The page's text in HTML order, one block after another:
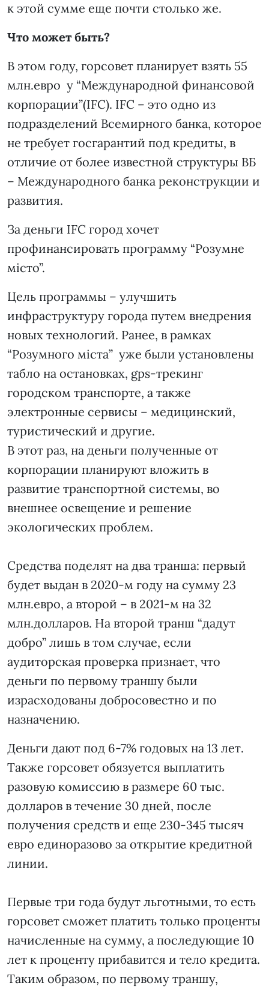
к этой сумме еще почти столько же.
Что может быть?
В этом году, горсовет планирует взять 55
млн.евро у “Международной финансовой
корпорации”(IFC). IFC – это одно из
подразделений Всемирного банка, которое
не требует госгарантий под кредиты, в
отличие от более известной структуры ВБ
– Международного банка реконструкции и
развития.
За деньги IFC город хочет
профинансировать программу “Розумне
місто”.
Цель программы – улучшить
инфраструктуру города путем внедрения
новых технологий. Ранее, в рамках
“Розумного міста” уже были установлены
табло на остановках, gps-трекинг
городском транспорте, а также
электронные сервисы – медицинский,
туристический и другие.
В этот раз, на деньги полученные от
корпорации планируют вложить в
развитие транспортной системы, во
внешнее освещение и решение
экологических проблем.
Средства поделят на два транша: первый
будет выдан в 2020-м году на сумму 23
млн.евро, а второй – в 2021-м на 32
млн.долларов. На второй транш “дадут
добро” лишь в том случае, если
аудиторская проверка признает, что
деньги по первому траншу были
израсходованы добросовестно и по
назначению.
Деньги дают под 6-7% годовых на 13 лет.
Также горсовет обязуется выплатить
разовую комиссию в размере 60 тыс.
долларов в течение 30 дней, после
получения средств и еще 230-345 тысяч
евро единоразово за открытие кредитной
линии.
Первые три года будут льготными, то есть
горсовет сможет платить только проценты
начисленные на сумму, а последующие 10
лет к проценту прибавится и тело кредита.
Таким образом, по первому траншу,